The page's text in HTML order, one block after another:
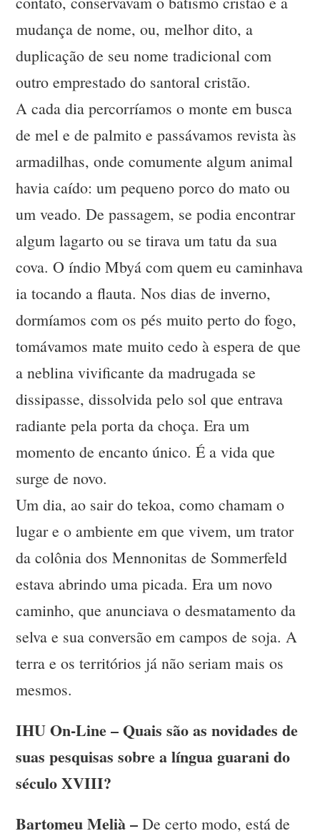
mudança de nome, ou, melhor dito, a
duplicação de seu nome tradicional com
outro emprestado do santoral cristão.
A cada dia percorríamos o monte em busca
de mel e de palmito e passávamos revista às
armadilhas, onde comumente algum animal
havia caído: um pequeno porco do mato ou
um veado. De passagem, se podia encontrar
algum lagarto ou se tirava um tatu da sua
cova. O índio Mbyá com quem eu caminhava
ia tocando a flauta. Nos dias de inverno,
dormíamos com os pés muito perto do fogo,
tomávamos mate muito cedo à espera de que
a neblina vivificante da madrugada se
dissipasse, dissolvida pelo sol que entrava
radiante pela porta da choça. Era um
momento de encanto único. É a vida que
surge de novo.
Um dia, ao sair do tekoa, como chamam o
lugar e o ambiente em que vivem, um trator
da colônia dos Mennonitas de Sommerfeld
estava abrindo uma picada. Era um novo
caminho, que anunciava o desmatamento da
selva e sua conversão em campos de soja. A
terra e os territórios já não seriam mais os
mesmos.
IHU On-Line – Quais são as novidades de
suas pesquisas sobre a língua guarani do
século XVIII?
Bartomeu Melià – De certo modo, está de